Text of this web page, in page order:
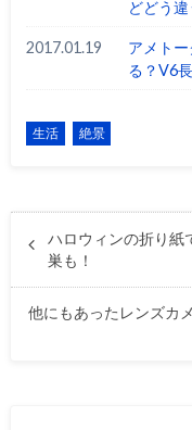
どどう違
2017.01.19
アメト
る？V6
生活 絶景
ハロウィンの折り紙
巣も！
他にもあったレンズカ